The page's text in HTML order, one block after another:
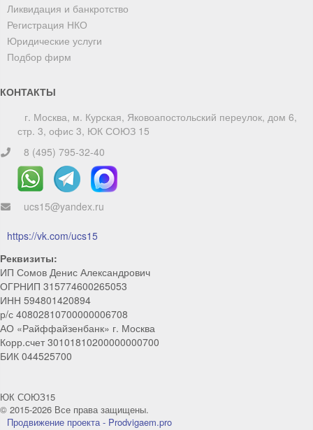
Ликвидация и банкротство
Регистрация НКО
Юридические услуги
Подбор фирм
КОНТАКТЫ
г. Москва, м. Курская, Яковоапостольский переулок, дом 6,
стр. 3, офис 3, ЮК СОЮЗ 15
8 (495) 795-32-40
ucs15@yandex.ru
https://vk.com/ucs15
Реквизиты:
ИП Сомов Денис Александрович
ОГРНИП 315774600265053
ИНН 594801420894
р/с 40802810700000006708
АО «Райффайзенбанк» г. Москва
Корр.счет 30101810200000000700
БИК 044525700
ЮК СОЮЗ15
© 2015-2026 Все права защищены.
Продвижение проекта - Prodvigaem.pro
ChatApp
Мы на связи!
Позвоните нам или свяжитесь с нами через любой
удобный мессенджер!
Telegram